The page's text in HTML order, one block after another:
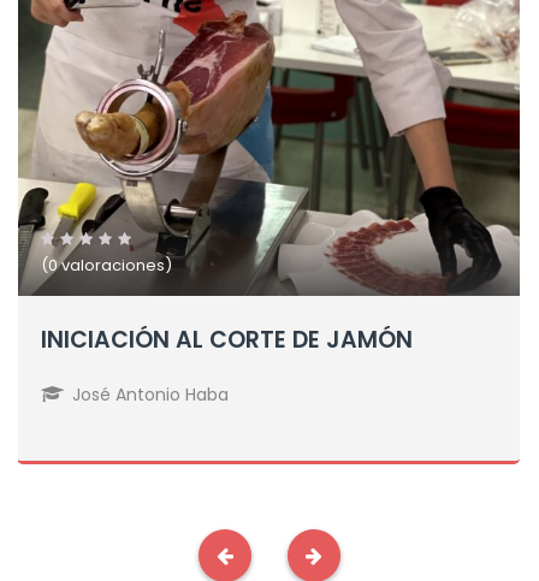
(0 valoraciones)
INICIACIÓN AL CORTE DE JAMÓN
José Antonio Haba